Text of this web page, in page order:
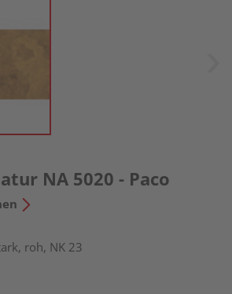
NA 5020 - Paco
roh, NK 23